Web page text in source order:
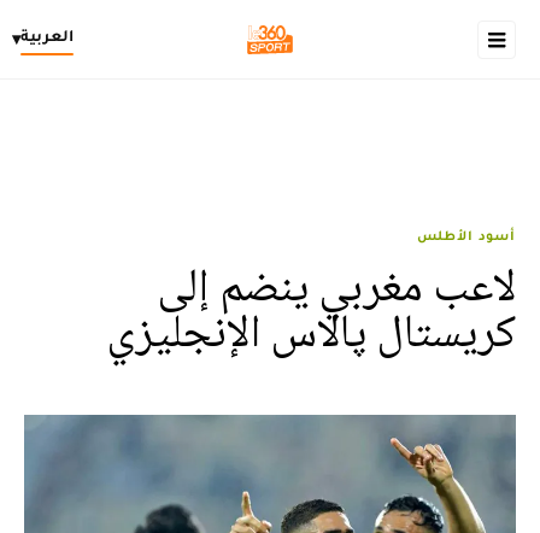
العربية▾
أسود الأطلس
لاعب مغربي‬⁩ ينضم إلى
كريستال پالاس الإنجليزي